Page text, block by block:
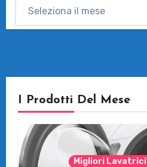
I Prodotti Del Mese
Migliori Lavatrici